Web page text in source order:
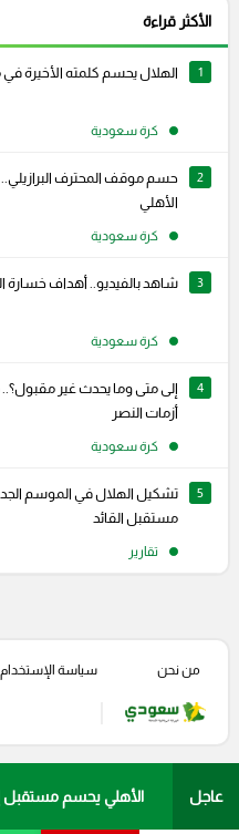
الأكثر قراءة
1 الهلال يحسم كلمته الأخيرة
كرة سعودية
2
حسم موقف المحترف البرازيلي..
الأهلي
كرة سعودية
3 شاهد بالفيديو.. أهداف خسارة
كرة سعودية
4
إلى متى وما يحدث غير
أزمات النصر
كرة سعودية
5
تشكيل الهلال في الموسم
مستقبل القائد
تقارير
عاجل الأهلي يحسم مستقبل
من نحن سياسة الإستخدام